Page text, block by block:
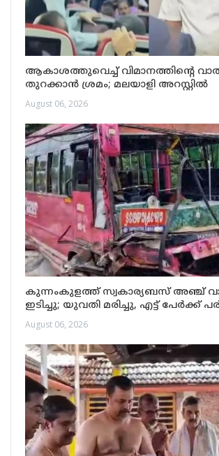
ആകാശത്തുവെച്ച് വിമാനത്തിന്റെ
തുറക്കാൻ ശ്രമം; മലയാളി അറസ്റ്റിൽ
August 06, 2026
കുന്നംകുളത്ത് സ്വകാര്യബസ് അഞ്ച്
ഇടിച്ചു; യുവതി മരിച്ചു, എട്ട് പേർക്ക്
August 06, 2026